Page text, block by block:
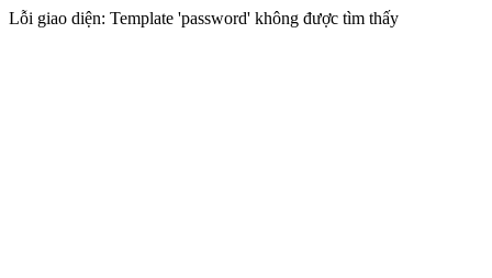
Lỗi giao diện: Template 'password' không được tìm thấy